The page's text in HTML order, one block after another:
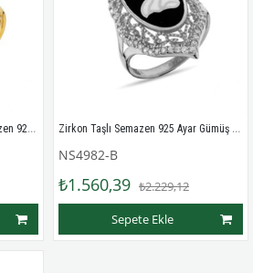
Zirkon Taşlı Altın Kaplama Semazen 925 Ayar Gümüş Bayan Yüzük Zirkon Taşlı Semazen 925 Ayar Gümüş Bayan Yüzük
NS4982-B
₺1.560,39 ₺2.229,12
Sepete Ekle